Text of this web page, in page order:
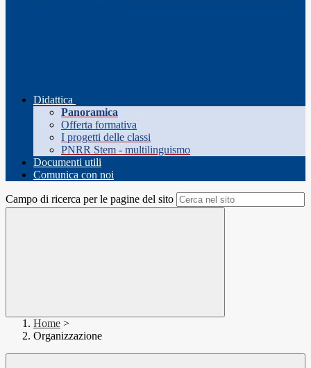
Didattica
Panoramica
Offerta formativa
I progetti delle classi
PNRR Stem - multilinguismo
Documenti utili
Comunica con noi
Campo di ricerca per le pagine del sito
Home >
Organizzazione